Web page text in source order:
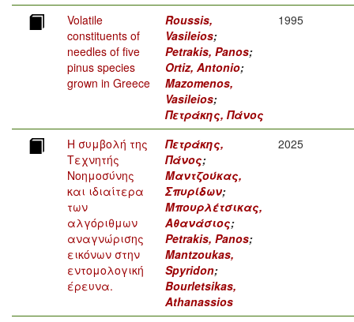
Volatile
constituents of
needles of five
pinus species
grown in Greece
Roussis,
Vasileios;
Petrakis, Panos;
Ortiz, Antonio;
Mazomenos,
Vasileios;
Πετράκης, Πάνος
1995
Η συμβολή της
Τεχνητής
Νοημοσύνης
και ιδιαίτερα
των
αλγόριθμων
αναγνώρισης
εικόνων στην
εντομολογική
έρευνα.
Πετράκης,
Πάνος;
Μαντζούκας,
Σπυρίδων;
Μπουρλέτσικας,
Αθανάσιος;
Petrakis, Panos;
Mantzoukas,
Spyridon;
Bourletsikas,
Athanassios
2025